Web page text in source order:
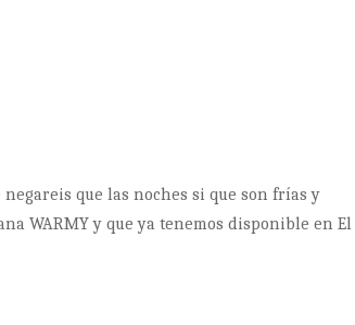
que las noches si que son frías y
WARMY y que ya tenemos disponible en El